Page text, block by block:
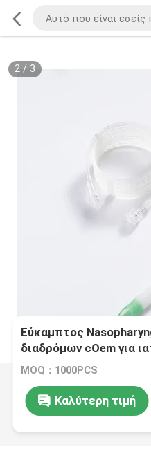
2/ 3
Εύκαμπτος
διαδρόμων cOem για
MOQ：1000PCS
Καλύτερη τιμή